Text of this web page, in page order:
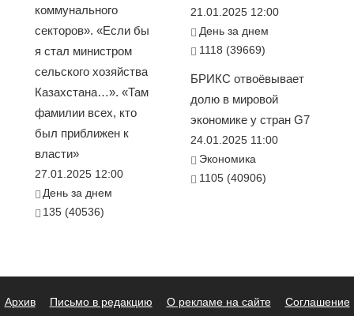
коммунального
секторов». «Если бы
я стал министром
сельского хозяйства
Казахстана…». «Там
фамилии всех, кто
был приближен к
власти»
27.01.2025 12:00
День за днем
135 (40536)
21.01.2025 12:00
День за днем
1118 (39669)
БРИКС отвоёвывает
долю в мировой
экономике у стран G7
24.01.2025 11:00
Экономика
1105 (40906)
Архив Письмо в редакцию О рекламе на сайте
Соглашение